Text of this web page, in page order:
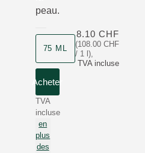
peau.
75 ML
(108.00 CHF
/ 1 l),
TVA incluse
8.10 CHF
Acheter
TVA
incluse
en
plus
des